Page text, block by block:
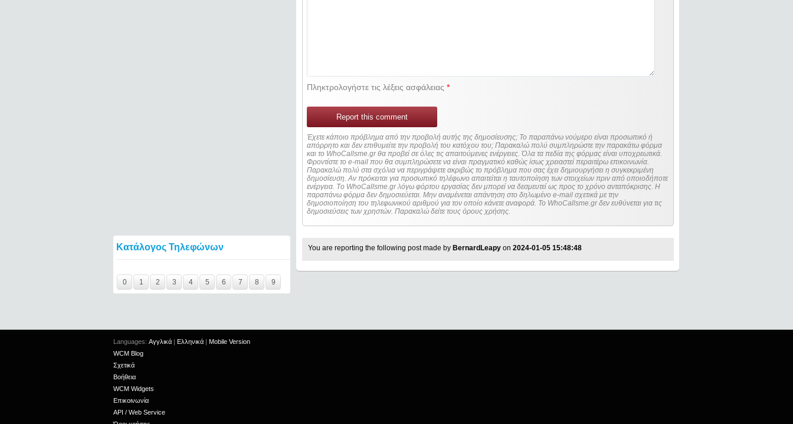
Κατάλογος Τηλεφώνων
0
1 2 3 4 5 6 7 8 9
Πληκτρολογήστε τις λέξεις ασφάλειας*
Report this comment
Έχετε κάποιο πρόβλημα από την προβολή αυτής της δημοσίευσης; Το παραπάνω νούμερο είναι προσωπικό ή
απόρρητο και δεν επιθυμείτε την προβολή του κατόχου του; Παρακαλώ πολύ συμπληρώστε την παρακάτω φόρμα
και το WhoCallsme.gr θα προβεί σε όλες τις απαιτούμενες ενέργειες. Όλα τα πεδία της φόρμας είναι υποχρεωτικά.
Φροντίστε το e-mail που θα συμπληρώσετε να είναι πραγματικό καθώς ίσως χρειαστεί περαιτέρω επικοινωνία.
Παρακαλώ πολύ στα σχόλια να περιγράψετε ακριβώς το πρόβλημα που σας έχει δημιουργήσει η συγκεκριμένη
δημοσίευση. Αν πρόκειται για προσωπικό τηλέφωνο απαιτείται η ταυτοποίηση των στοιχείων πριν από οποιοδήποτε
ενέργεια. Τo WhoCallsme.gr λόγω φόρτου εργασίας δεν μπορεί να δεσμευτεί ως προς το χρόνο ανταπόκρισης. Η
παραπάνω φόρμα δεν δημοσιεύεται. Μην αναμένεται απάντηση στο δηλωμένο e-mail σχετικά με την
δημοσιοποίηση του τηλεφωνικού αριθμού για τον οποίο κάνετε αναφορά. Το WhoCallsme.gr δεν ευθύνεται για τις
δημοσιεύσεις των χρηστών. Παρακαλώ δείτε τους όρους χρήσης.
You are reporting the following post made by BernardLeapy on 2024-01-05 15:48:48
Languages: Αγγλικά | Ελληνικά | Mobile Version
WCM Blog
Σχετικά
Βοήθεια
WCM Widgets
Επικοινωνία
API / Web Service